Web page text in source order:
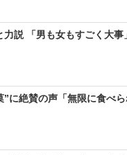
説 「男も女もすごく大事
”に絶賛の声「無限に食べ